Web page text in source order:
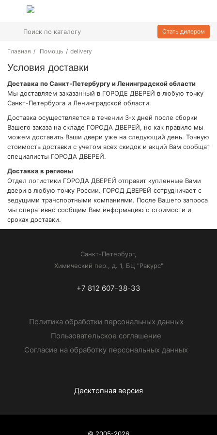
Стать дилером
Главная / Помощь / delivery
Условия доставки
Доставка по Санкт-Петербургу и Ленинградской области
Мы доставляем заказанный в ГОРОДЕ ДВЕРЕЙ в любую точку
Санкт-Петербурга и Ленинградской области.
Доставка осуществляется в течении 3-х дней после сборки
Вашего заказа на складе ГОРОДА ДВЕРЕЙ, но как правило мы
можем доставить Ваши двери уже на следующий день. Точную
стоимость доставки с учетом всех скидок и акций Вам сообщат
специалисты ГОРОДА ДВЕРЕЙ.
Доставка в регионы
Отдел логистики ГОРОДА ДВЕРЕЙ отправит купленные Вами
двери в любую точку России. ГОРОД ДВЕРЕЙ сотрудничает с
ведущими транспортными компаниями. После Вашего запроса
мы оперативно сообщим Вам информацию о стоимости и
сроках доставки.
Санкт-Петербург,
Химический пер., д. 1, БЦ "Ракурс"
+7 812 607-38-33
Политика обработки персональных данных
Пользовательское соглашение
Согласие на обработку персональных данных
Десктопная версия